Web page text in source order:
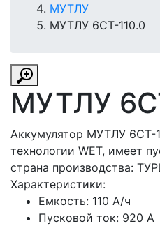
МУТЛУ
МУТЛУ 6СТ-110.0
МУТЛУ
Аккумулятор МУТЛУ 6СТ-
технологии WET, имеет
страна производства:
Характеристики:
Емкость: 110 А/ч
Пусковой ток: 920 А